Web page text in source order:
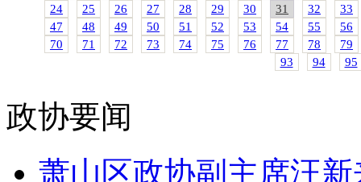
24
25 26 27 28 29 30 31 32
33
47
48 49 50 51 52 53 54 55
56
70
71 72 73 74 75 76 77 78
79
93
94 95
政协要闻
萧山区政协副主席汪